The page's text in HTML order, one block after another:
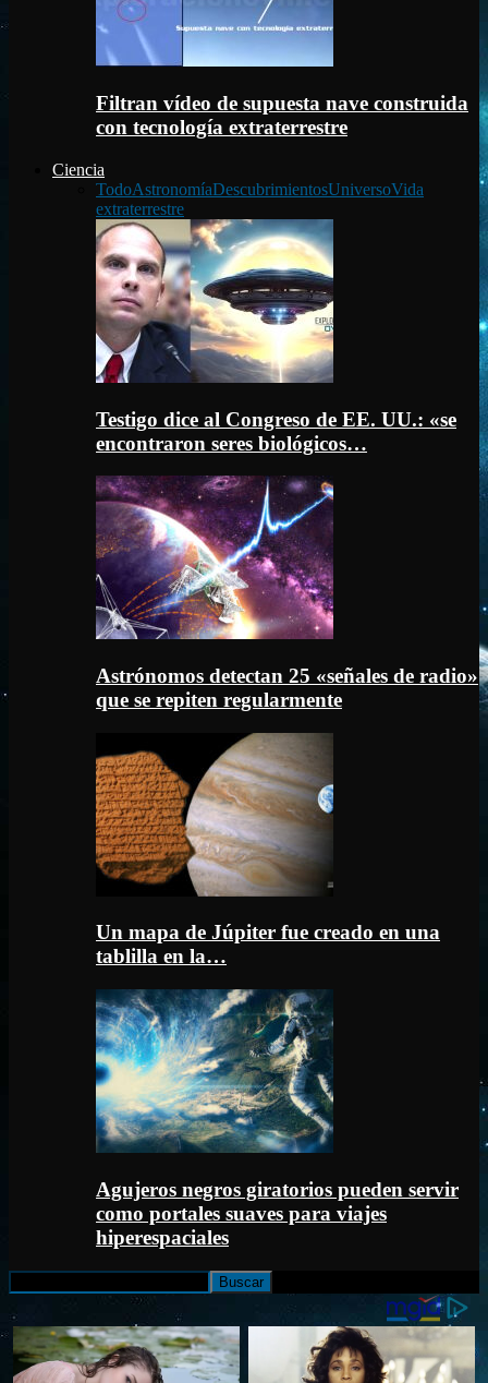
Filtran vídeo de supuesta nave construida
con tecnología extraterrestre
Ciencia
TodoAstronomíaDescubrimientosUniversoVida
extraterrestre
Testigo dice al Congreso de EE. UU.: «se
encontraron seres biológicos…
Astrónomos detectan 25 «señales de radio»
que se repiten regularmente
Un mapa de Júpiter fue creado en una
tablilla en la…
Agujeros negros giratorios pueden servir
como portales suaves para viajes
hiperespaciales